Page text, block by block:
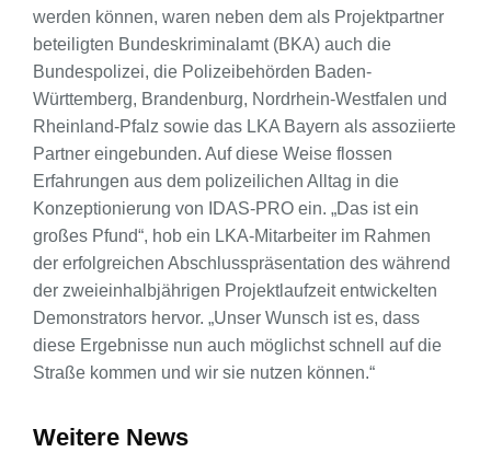
werden können, waren neben dem als Projektpartner
beteiligten Bundeskriminalamt (BKA) auch die
Bundespolizei, die Polizeibehörden Baden-
Württemberg, Brandenburg, Nordrhein-Westfalen und
Rheinland-Pfalz sowie das LKA Bayern als assoziierte
Partner eingebunden. Auf diese Weise flossen
Erfahrungen aus dem polizeilichen Alltag in die
Konzeptionierung von IDAS-PRO ein. „Das ist ein
großes Pfund“, hob ein LKA-Mitarbeiter im Rahmen
der erfolgreichen Abschlusspräsentation des während
der zweieinhalbjährigen Projektlaufzeit entwickelten
Demonstrators hervor. „Unser Wunsch ist es, dass
diese Ergebnisse nun auch möglichst schnell auf die
Straße kommen und wir sie nutzen können.“
Weitere News